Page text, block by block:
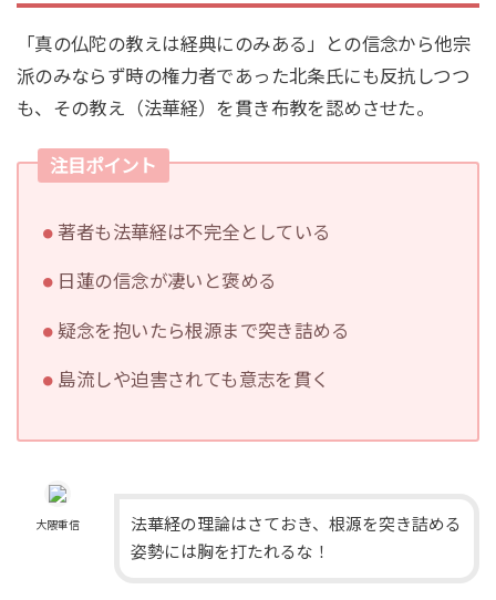
「真の仏陀の教えは経典にのみある」との信念から他宗
派のみならず時の権力者であった北条氏にも反抗しつつ
も、その教え（法華経）を貫き布教を認めさせた。
注目ポイント
著者も法華経は不完全としている
日蓮の信念が凄いと褒める
疑念を抱いたら根源まで突き詰める
島流しや迫害されても意志を貫く
大隈重信
法華経の理論はさておき、根源を突き詰める
姿勢には胸を打たれるな！